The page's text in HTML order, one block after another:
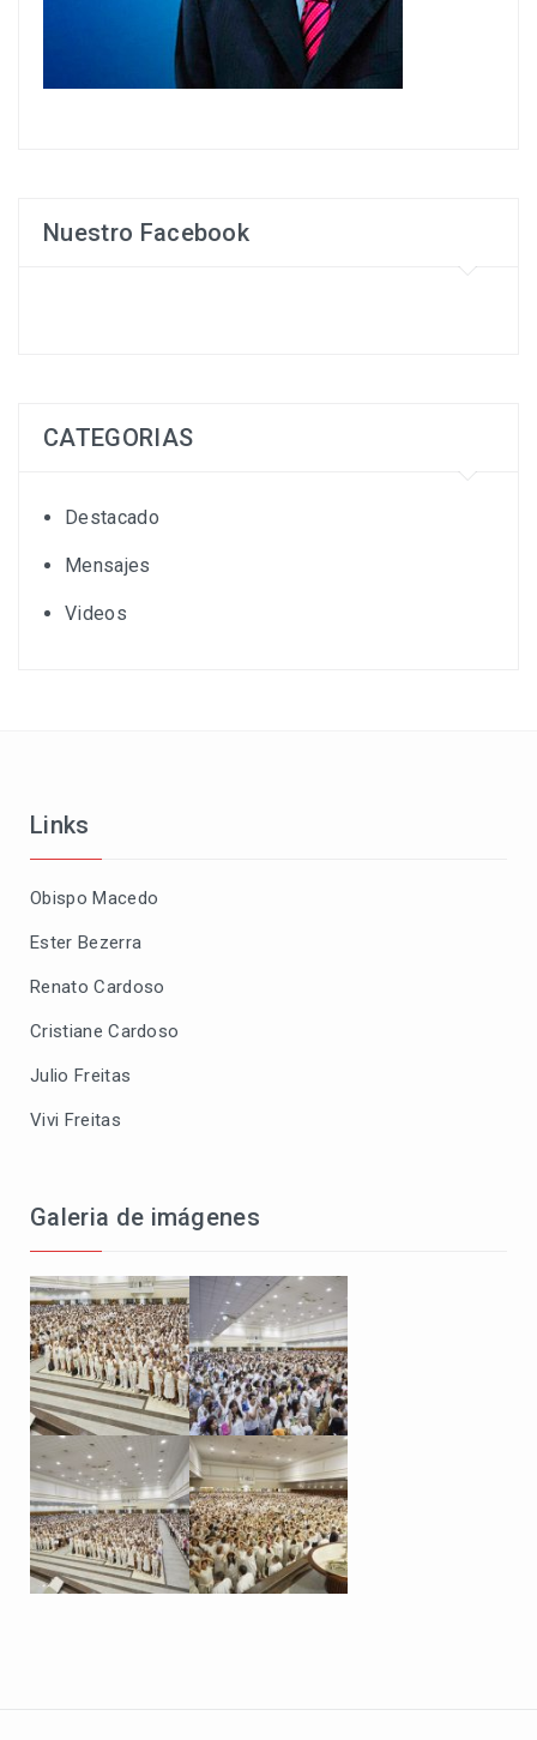
Nuestro Facebook
CATEGORIAS
Destacado
Mensajes
Videos
Links
Obispo Macedo
Ester Bezerra
Renato Cardoso
Cristiane Cardoso
Julio Freitas
Vivi Freitas
Galeria de imágenes